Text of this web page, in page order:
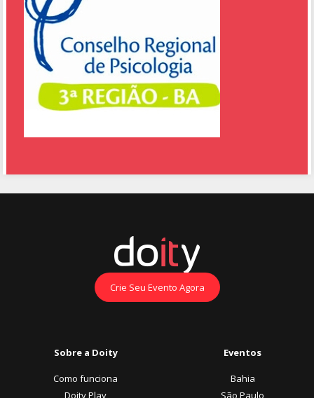
Crie Seu Evento Agora
Sobre a Doity
Como funciona
Doity Play
Eventos
Bahia
São Paulo